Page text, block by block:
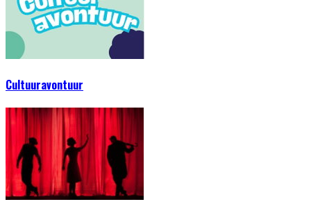
Cultuuravontuur